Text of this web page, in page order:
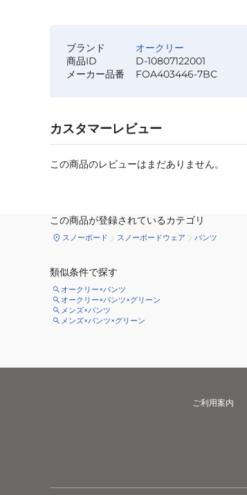
ブランド
オークリー
商品ID
D-10807122001
メーカー品番
FOA403446-7BC
カスタマーレビュー
この商品のレビューはまだありません。
この商品が登録されているカテゴリ
スノーボード スノーボードウェア パンツ
類似条件で探す
オークリー×パンツ
オークリー×パンツ×グリーン
メンズ×パンツ
メンズ×パンツ×グリーン
ご利用案内